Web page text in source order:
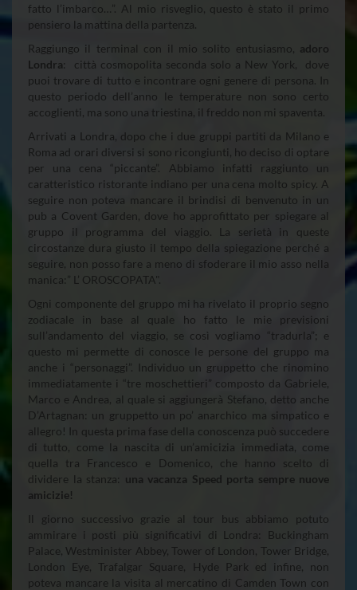
fatto l’imbarco…”. Al mio risveglio, questo è stato il primo
pensiero la mattina della partenza.
Raggiungo il terminal con il mio solito entusiasmo, adoro
Londra: città cosmopolita seconda solo a New York, dove
puoi trovare di tutto e incontrare ogni genere di persona. In
questo periodo dell’anno le temperature non sono certo
accoglienti, ma sono una triestina, il freddo non mi spaventa.
Arrivati a Londra, dopo che i due gruppi partiti da Milano e
Roma ad orari diversi si sono ricongiunti, ho deciso di optare
per una cena “piccante”. Abbiamo infatti raggiunto un
caratteristico ristorante indiano per una cena molto spicy. A
seguire non poteva mancare il brindisi di benvenuto in un
pub a Covent Garden, dove ho approfittato per spiegare al
gruppo il programma del viaggio. La serietà in queste
circostanze dura giusto il tempo della spiegazione perché a
seguire, non posso fare a meno di sfoderare il mio asso nella
manica:” L’ OROSCOPATA".
Ogni componente del gruppo mi ha rivelato il proprio segno
zodiacale in base al quale ho fatto le mie previsioni
sull’andamento del viaggio, se così vogliamo “tradurla”; e
questo mi permette di conosce le persone del gruppo ma
anche i “personaggi”. Individuo un gruppetto che rinomino
immediatamente i “tre moschettieri” composto da Gabriele,
Marco e Andrea, al quale si aggiungerà Stefano, detto anche
D’Artagnan: un gruppetto un po’ anarchico ma simpatico e
allegro! In questa prima fase della conoscenza può succedere
di tutto, come la nascita di un’amicizia immediata, come
quella tra Francesco e Domenico, che hanno scelto di
dividere la stanza: una vacanza Speed porta sempre nuove
amicizie!
Il giorno successivo grazie al tour bus abbiamo potuto
ammirare i posti più significativi di Londra: Buckingham
Palace, Westminister Abbey, Tower of London, Tower Bridge,
London Eye, Trafalgar Square, Hyde Park ed infine, non
poteva mancare la visita al mercatino di Camden Town con